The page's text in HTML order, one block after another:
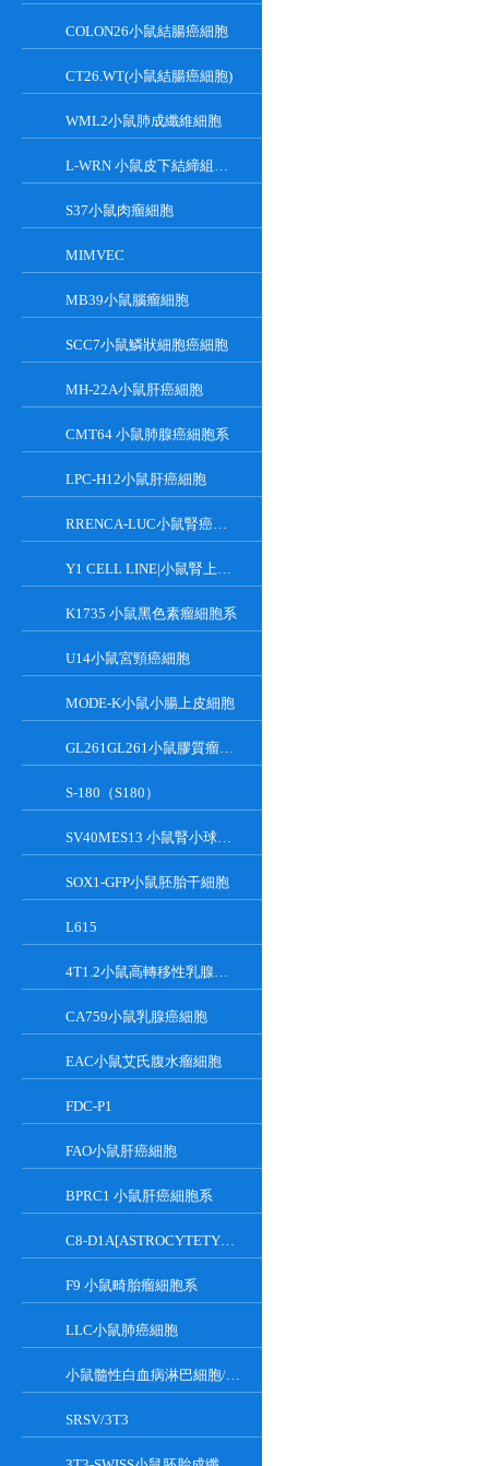
COLON26小鼠結腸癌細胞
CT26.WT(小鼠結腸癌細胞)
WML2小鼠肺成纖維細胞
L-WRN 小鼠皮下結締組織細胞系
S37小鼠肉瘤細胞
MIMVEC
MB39小鼠腦瘤細胞
SCC7小鼠鱗狀細胞癌細胞
MH-22A小鼠肝癌細胞
CMT64 小鼠肺腺癌細胞系
LPC-H12小鼠肝癌細胞
RRENCA-LUC小鼠腎癌細胞LUC轉染株
Y1 CELL LINE|小鼠腎上腺皮質瘤細胞
K1735 小鼠黑色素瘤細胞系
U14小鼠宮頸癌細胞
MODE-K小鼠小腸上皮細胞
GL261GL261小鼠膠質瘤細胞
S-180（S180）
SV40MES13 小鼠腎小球系膜細胞
SOX1-GFP小鼠胚胎干細胞
L615
4T1.2小鼠高轉移性乳腺癌細胞
CA759小鼠乳腺癌細胞
EAC小鼠艾氏腹水瘤細胞
FDC-P1
FAO小鼠肝癌細胞
BPRC1 小鼠肝癌細胞系
C8-D1A[ASTROCYTETYPEICLONE]小鼠小腦細胞
F9 小鼠畸胎瘤細胞系
LLC小鼠肺癌細胞
小鼠髓性白血病淋巴細胞/小鼠白血病G-CSF依賴性細胞
SRSV/3T3